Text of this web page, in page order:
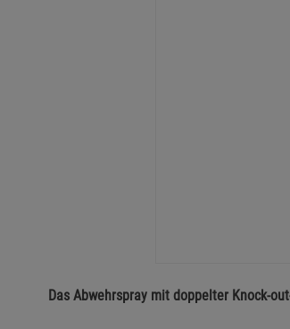
Das Abwehrspray mit doppelter Knock-